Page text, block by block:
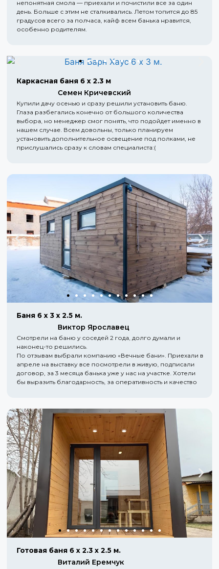
непонятная смола — приехали и почистили все за один
день. Больше с этим не сталкивались. Летом топится до 85
градусов всего за полчаса, кайф всем банька нравится,
особенно родителям.
Каркасная баня 6 х 2.3 м
Семен Кричевский
Купили дачу осенью и сразу решили установить баню.
Глаза разбегались конечно от большого количества
выбора, но менеджер смог понять, что подойдет именно в
нашем случае. Всем довольны, только планируем
установить дополнительное освещение под полками, не
прислушались сразу к словам специалиста:(
Баня 6 х 3 х 2.5 м.
Виктор Ярославец
Смотрели на баню у соседей 2 года, долго думали и
наконец-то решились.
По отзывам выбрали компанию «Вечные бани». Приехали в
апреле на выставку все посмотрели в живую, подписали
договор, за 3 месяца банька уже у нас на участке. Хотели
бы выразить благодарность, за оперативность и качество
Готовая баня 6 х 2.3 х 2.5 м.
Виталий Еремчук